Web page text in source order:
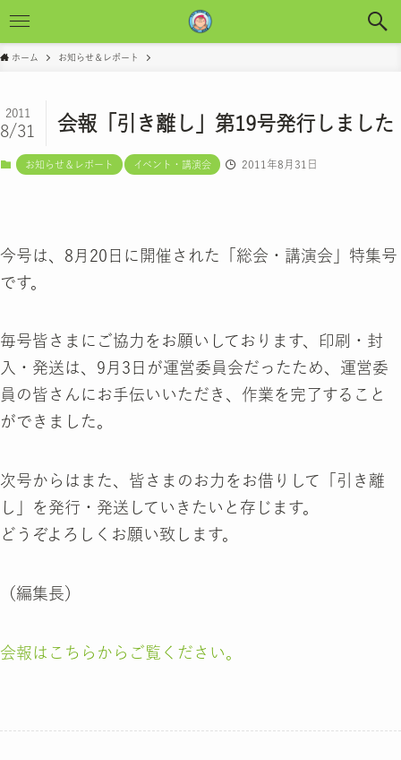
ホーム お知らせ＆レポート
会報「引き離し」第19号発行しました
2011
8/31
お知らせ＆レポート イベント・講演会 2011年8月31日
今号は、8月20日に開催された「総会・講演会」特集号
です。
毎号皆さまにご協力をお願いしております、印刷・封
入・発送は、9月3日が運営委員会だったため、運営委
員の皆さんにお手伝いいただき、作業を完了すること
ができました。
次号からはまた、皆さまのお力をお借りして「引き離
し」を発行・発送していきたいと存じます。
どうぞよろしくお願い致します。
（編集長）
会報はこちらからご覧ください。